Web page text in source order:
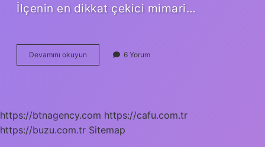
İlçenin en dikkat çekici mimari…
Devamını okuyun Ibradının
Neyi
6 Yorum
https://btnagency.com https://cafu.com.tr
https://buzu.com.tr Sitemap